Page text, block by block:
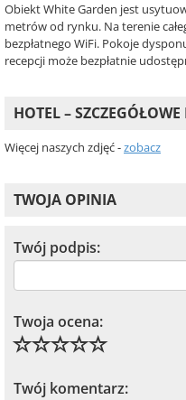
Obiekt White Garden jest
metrów od rynku. Na terenie
bezpłatnego WiFi. Pokoje
recepcji może bezpłatnie
HOTEL –
Więcej naszych zdjęć -zobacz
TWOJA OPINIA
Twój podpis:
Twoja ocena:
Twój komentarz: